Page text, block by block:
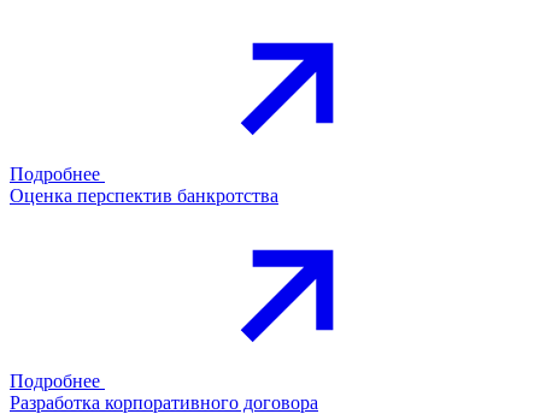
Подробнее
Оценка перспектив банкротства
Подробнее
Разработка корпоративного договора